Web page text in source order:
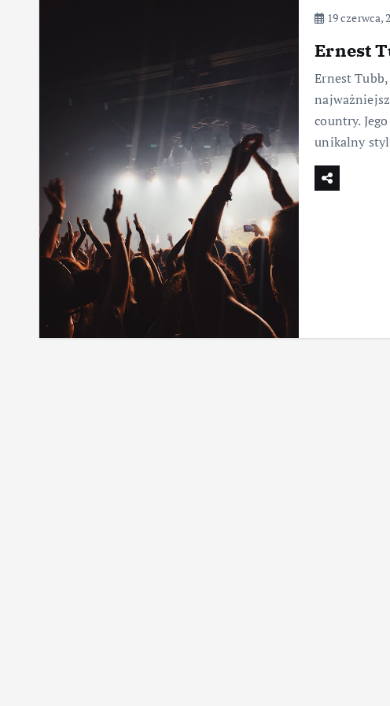
19 czerwca,
Ernest
Ernest
country.
unikalny styl